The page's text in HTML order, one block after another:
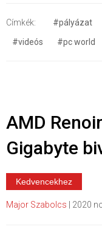
Címkék: #pályázat
#videós
#pc world
AMD
Gigabyte
Kedvencekhez
Major Szabolcs 2020